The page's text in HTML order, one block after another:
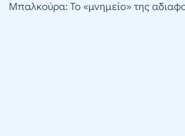
Μπαλκούρα: Το «μνημείο» της